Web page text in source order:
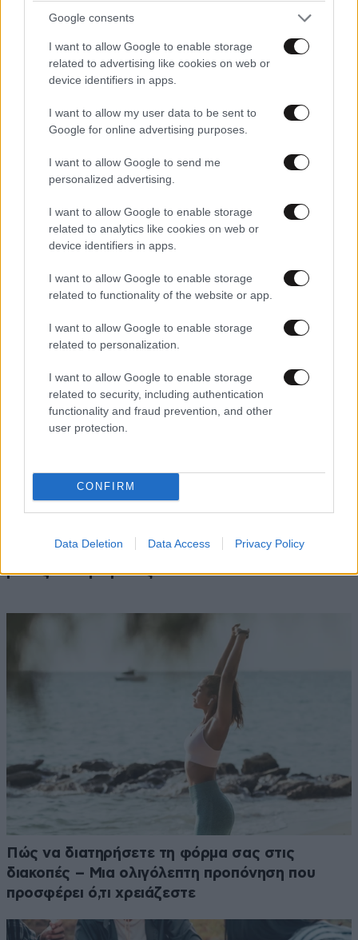
Google consents
I want to allow Google to enable storage
related to advertising like cookies on web or
device identifiers in apps.
I want to allow my user data to be sent to
Google for online advertising purposes.
I want to allow Google to send me
personalized advertising.
I want to allow Google to enable storage
related to analytics like cookies on web or
device identifiers in apps.
I want to allow Google to enable storage
related to functionality of the website or app.
I want to allow Google to enable storage
related to personalization.
I want to allow Google to enable storage
related to security, including authentication
functionality and fraud prevention, and other
user protection.
CONFIRM
Data Deletion Data Access Privacy Policy
Το καλύτερο πρωινό για ένα δυνατό ξεκίνημα
στην ημέρα σας – Έτοιμο σε 5 λεπτά και
κρύβεται πίσω από την εξάντλησή σας – Αρκεί
μια εξέταση αίματος
Πώς να διατηρήσετε τη φόρμα σας στις
διακοπές – Μια ολιγόλεπτη προπόνηση που
προσφέρει ό,τι χρειάζεστε